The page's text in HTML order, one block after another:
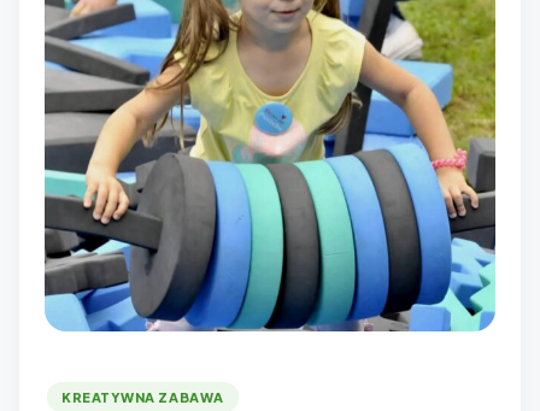
KREATYWNA ZABAWA